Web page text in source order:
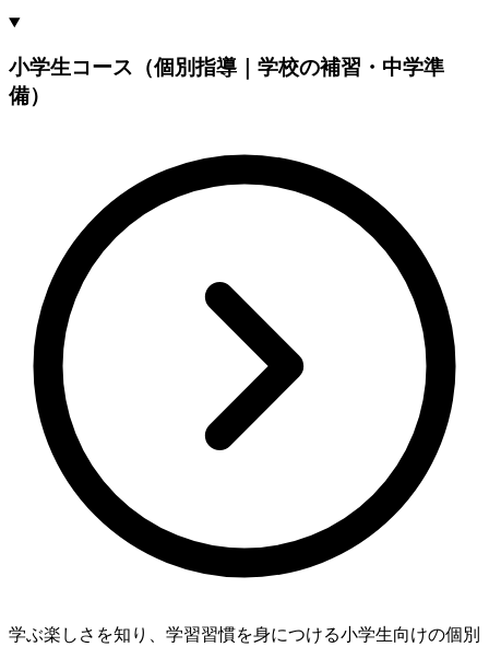
小学生コース（個別指導｜学校の補習・中学準
備）
学ぶ楽しさを知り、学習習慣を身につける小学生向けの個別